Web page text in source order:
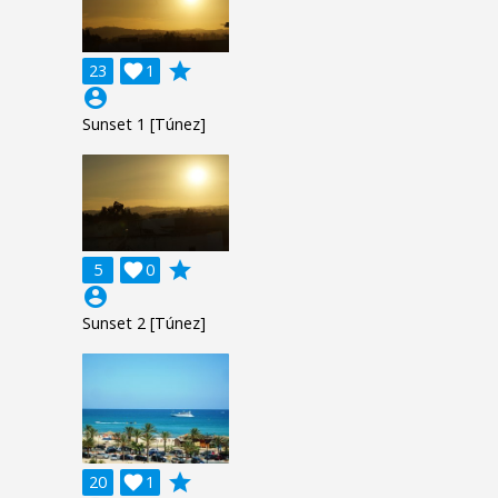
23 1

grade
account_circle
Sunset 1 [Túnez]
5 0

grade
account_circle
Sunset 2 [Túnez]
20 1

grade